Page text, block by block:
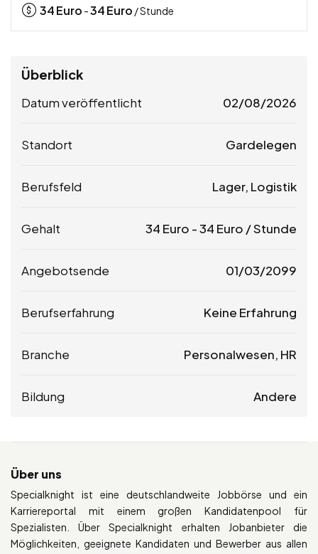
34Euro -34Euro / Stunde
Überblick
Datum veröffentlicht 02/08/2026
Standort Gardelegen
Berufsfeld Lager, Logistik
Gehalt 34 Euro -34 Euro / Stunde
Angebotsende 01/03/2099
Berufserfahrung Keine Erfahrung
Branche Personalwesen, HR
Bildung Andere
Über uns
Specialknight ist eine deutschlandweite Jobbörse und ein
Karriereportal mit einem großen Kandidatenpool für
Spezialisten. Über Specialknight erhalten Jobanbieter die
Möglichkeiten, geeignete Kandidaten und Bewerber aus allen